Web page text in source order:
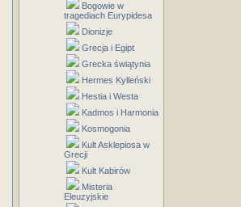
Bogowie w
tragediach Eurypidesa
Dionizje
Grecja i Egipt
Grecka świątynia
Hermes Kylleński
Hestia i Westa
Kadmos i Harmonia
Kosmogonia
Kult Asklepiosa w
Grecji
Kult Kabirów
Misteria
Eleuzyjskie